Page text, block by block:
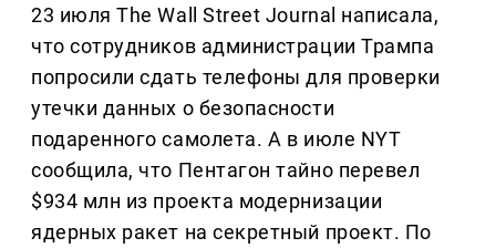
23 июля The Wall Street Journal написала,
что сотрудников администрации Трампа
попросили сдать телефоны для проверки
утечки данных о безопасности
подаренного самолета. А в июле NYT
сообщила, что Пентагон тайно перевел
$934 млн из проекта модернизации
ядерных ракет на секретный проект. По